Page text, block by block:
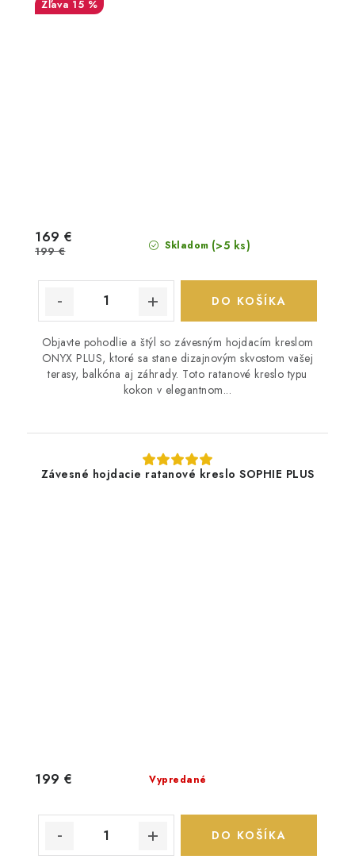
15 %
Skladom (>5 ks)
169 €
199 €
DO KOŠÍKA
Objavte pohodlie a štýl so závesným hojdacím kreslom
ONYX PLUS, ktoré sa stane dizajnovým skvostom vašej
terasy, balkóna aj záhrady. Toto ratanové kreslo typu
kokon v elegantnom...
Závesné hojdacie ratanové kreslo SOPHIE PLUS
Vypredané
199 €
DO KOŠÍKA